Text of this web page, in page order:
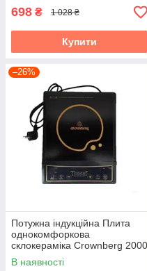
698 ₴ 1 028 ₴
Купити
–26%
Потужна індукційна Плита
однокомфоркова
склокераміка Crownberg 2000
Вт
В наявності